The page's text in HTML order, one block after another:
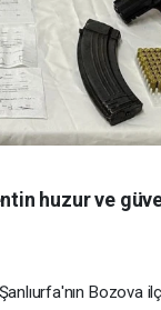
huzur ve
Bozova